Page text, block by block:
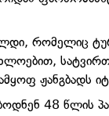
რომელიც
ჟანგბადს
48 წლის